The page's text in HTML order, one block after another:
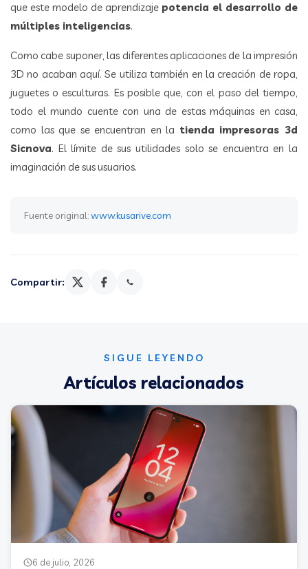
que este modelo de aprendizaje potencia el desarrollo de
múltiples inteligencias.
Como cabe suponer, las diferentes aplicaciones de la impresión
3D no acaban aquí. Se utiliza también en la creación de ropa,
juguetes o esculturas. Es posible que, con el paso del tiempo,
todo el mundo cuente con una de estas máquinas en casa,
como las que se encuentran en la tienda impresoras 3d
Sicnova. El límite de sus utilidades solo se encuentra en la
imaginación de sus usuarios.
Fuente original:www.kusarive.com
Compartir:
SIGUE LEYENDO
Artículos relacionados
6 de julio, 2026